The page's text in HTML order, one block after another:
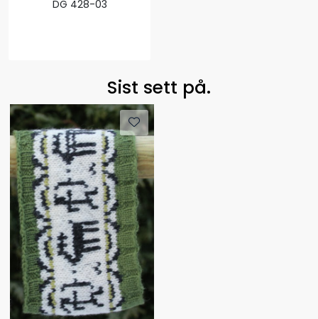
DG 428-03
Sist sett på.